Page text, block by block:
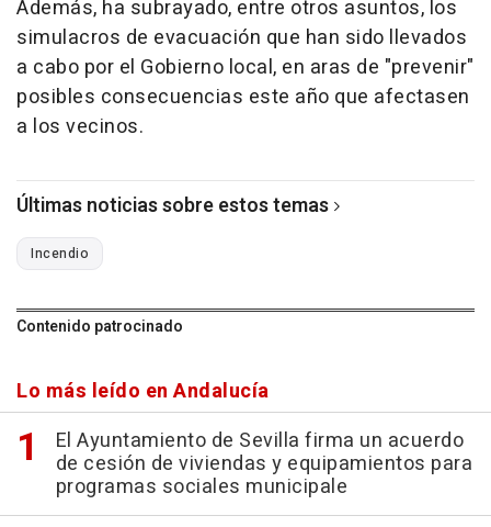
Además, ha subrayado, entre otros asuntos, los
simulacros de evacuación que han sido llevados
a cabo por el Gobierno local, en aras de "prevenir"
posibles consecuencias este año que afectasen
a los vecinos.
Últimas noticias sobre estos temas
Incendio
Contenido patrocinado
Lo más leído en Andalucía
El Ayuntamiento de Sevilla firma un acuerdo
de cesión de viviendas y equipamientos para
programas sociales municipale